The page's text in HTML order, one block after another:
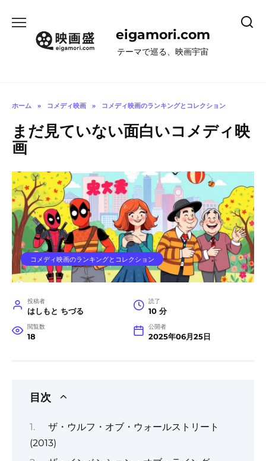
eigamori.com
テーマで巡る、映画宇宙
ホーム » コメディ映画 » コメディ映画のランキングとコレクション
まだ見ていない面白いコメディ映
画
コメディ映画のランキングとコレクション
投稿者
はしもと ちづる
読了
10 分
閲覧数
18
公開者
2025年06月25日
目次
ザ・ウルフ・オブ・ウォールストリート
(2013)